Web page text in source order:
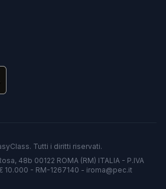
Tutti i diritti riservati.
48b 00122 ROMA (RM) ITALIA - P.IVA
10.000 - RM-1267140 - iroma@pec.it